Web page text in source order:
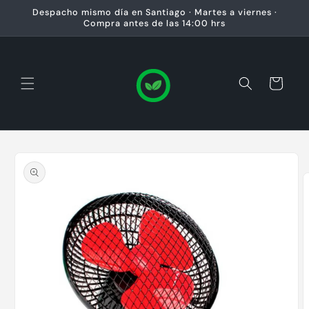
directamente
Despacho mismo día en Santiago · Martes a viernes ·
Compra antes de las 14:00 hrs
Carrito
a la
información